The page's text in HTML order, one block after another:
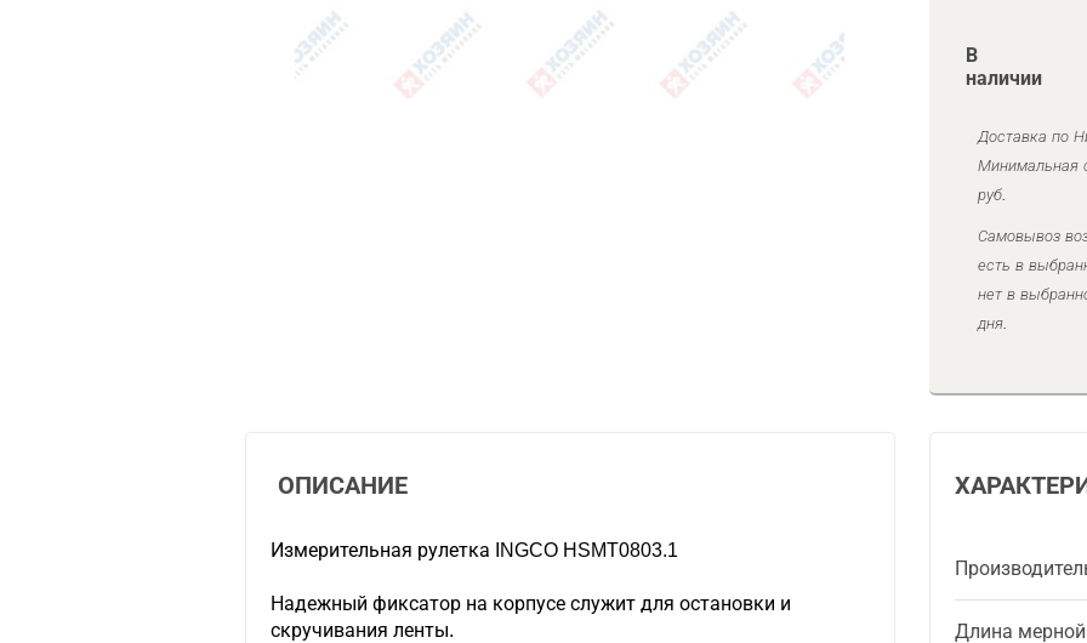
В
наличии
Доставка по
Минимальная
руб.
Самовывоз
есть в
нет в
дня.
Длина
ОПИСАНИЕ
Измерительная рулетка INGCO HSMT0803.1
Надежный фиксатор на корпусе служит для остановки и
скручивания ленты.